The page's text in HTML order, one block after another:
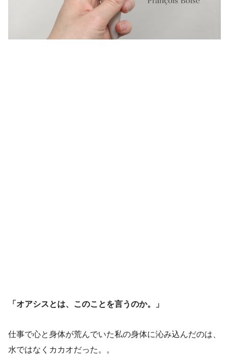
「オアシスとは、このことを言うのか。」
仕事で心と身体が荒んでいた私の身体に沁み込んだのは、
水ではなくカカオだった。。